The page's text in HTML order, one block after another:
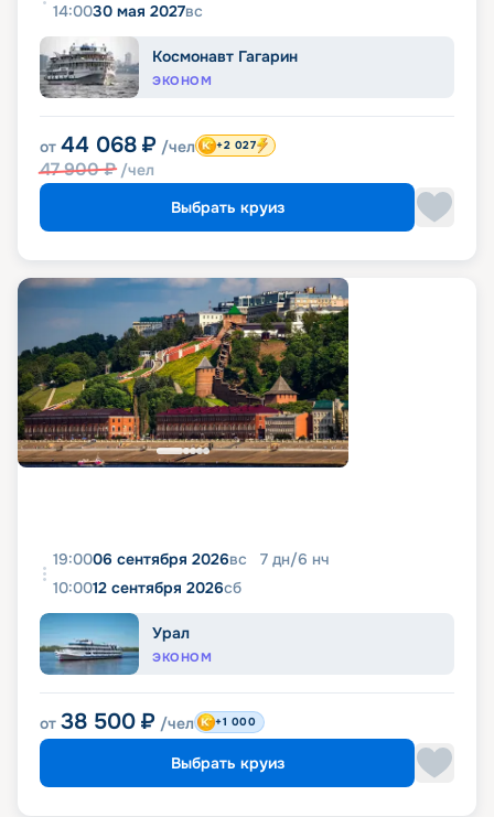
14:0030 мая 2027вс
Космонавт Гагарин
ЭКОНОМ
от 44 068 ₽ /чел
47 900₽ /чел
+2 027
Выбрать круиз
19:0006 сентября 2026вс 7 дн/6 нч
10:0012 сентября 2026сб
Урал
ЭКОНОМ
от 38 500 ₽ /чел +1 000
Выбрать круиз